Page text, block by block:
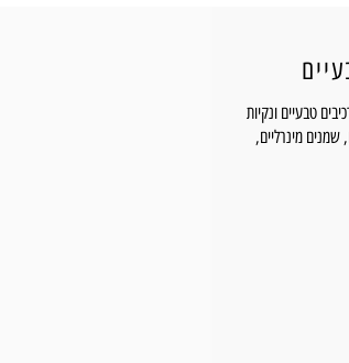
טבעיים ונקיות
שמנים מינרליים,